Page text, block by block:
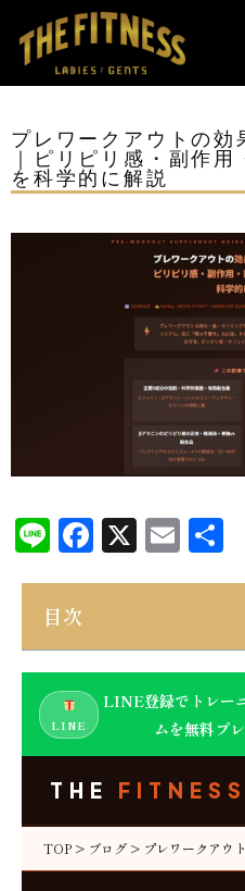
プレワークアウトの効
｜ピリピリ感・副作
を科学的に解説
LineFacebook
X
目次
LINE
LINE登録でトレー
ムを無料プ
THE FITNESS
TOP > ブログ > プレワークアウ